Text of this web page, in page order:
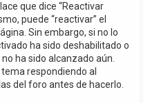
que dice “Reactivar
puede “reactivar” el
Sin embargo, si no lo
ha sido deshabilitado o
ha sido alcanzado aún.
respondiendo al
del foro antes de hacerlo.